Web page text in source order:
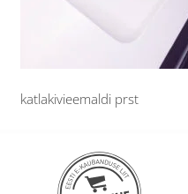
katlakivieemaldi prst